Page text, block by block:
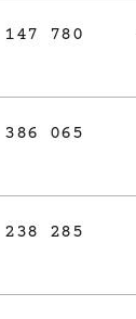
147 780
386 065
238 285